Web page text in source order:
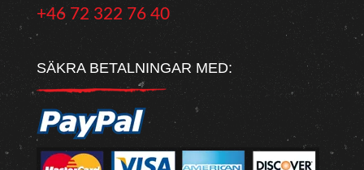
+46 72 322 76 40
SÄKRA BETALNINGAR MED: